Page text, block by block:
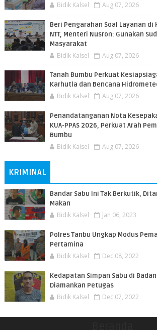
Bidik Kalsel Aug 07, 2026
Beri Pengarahan Soal Layanan di
NTT, Menteri Nusron: Gunakan
Masyarakat
Bidik Kalsel Aug 07, 2026
Tanah Bumbu Perkuat
Karhutla dan Bencana
Bidik Kalsel Aug 07, 2026
Penandatanganan Nota
KUA-PPAS 2026, Perkuat Arah
Bumbu
Bidik Kalsel Aug 07, 2026
KRIMINAL
Bandar Sabu Ini Tak Berkutik,
Makan
Bidik Kalsel Jan 06, 2023
Polres Tanbu Ungkap Modus
Pertamina
Bidik Kalsel Dec 08, 2022
Kedapatan Simpan Sabu di
Diamankan Petugas
Bidik Kalsel Dec 07, 2022